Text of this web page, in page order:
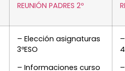
REUNIÓN PADRES 2º
– Elección asignaturas
3ºESO
– Informaciones curso